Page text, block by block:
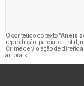
O conteúdo do texto "Anéis
reprodução, parcial ou total,
Crime de violação de direito
autorais.